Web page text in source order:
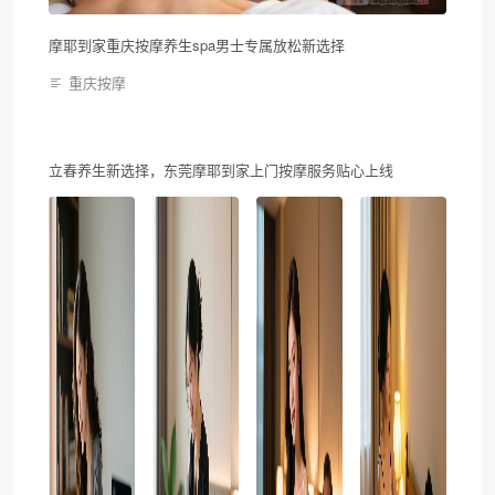
摩耶到家重庆按摩养生spa男士专属放松新选择
重庆按摩
立春养生新选择，东莞摩耶到家上门按摩服务贴心上线